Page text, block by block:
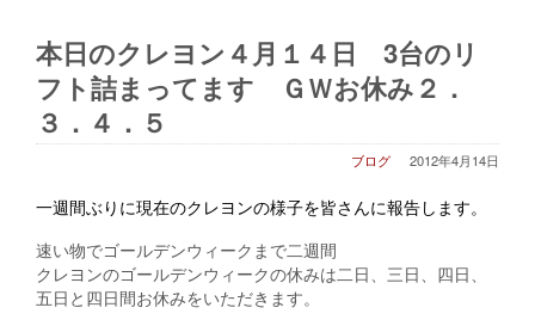
本日のクレヨン４月１４日 3台のリ
フト詰まってます ＧＷお休み２．
３．４．５
2012年4月14日
ブログ
一週間ぶりに現在のクレヨンの様子を皆さんに報告します。
速い物でゴールデンウィークまで二週間
クレヨンのゴールデンウィークの休みは二日、三日、四日、
五日と四日間お休みをいただきます。